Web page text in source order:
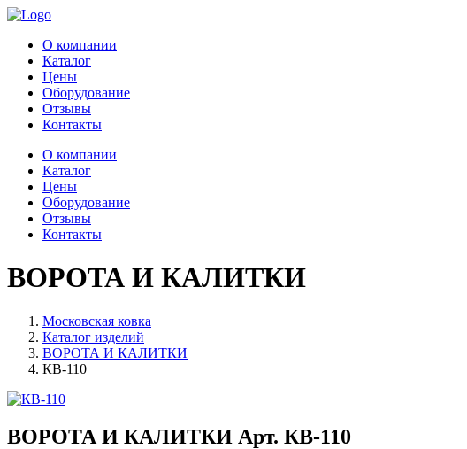
О компании
Каталог
Цены
Оборудование
Отзывы
Контакты
О компании
Каталог
Цены
Оборудование
Отзывы
Контакты
ВОРОТА И КАЛИТКИ
Московская ковка
Каталог изделий
ВОРОТА И КАЛИТКИ
КВ-110
ВОРОТА И КАЛИТКИ Арт. КВ-110